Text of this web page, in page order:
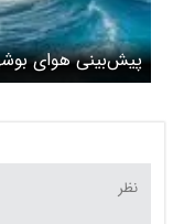
شرجی‌تر می‌شود